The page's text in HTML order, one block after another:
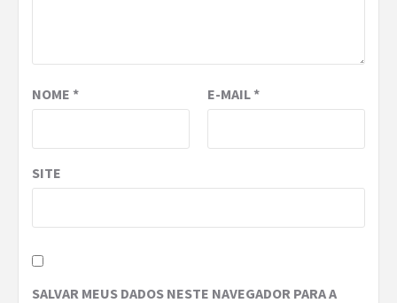
NOME * E-MAIL*
SITE
SALVAR MEUS DADOS NESTE NAVEGADOR PARA A